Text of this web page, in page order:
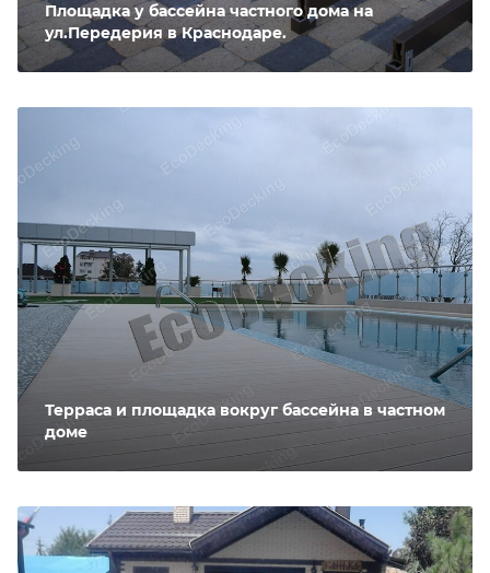
Площадка у бассейна частного дома на
ул.Передерия в Краснодаре.
Терраса и площадка вокруг бассейна в частном
доме